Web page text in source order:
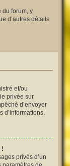
du forum, y
d’autres détails
et/ou
privée sur
d’envoyer
d’informations.
!
privés d’un